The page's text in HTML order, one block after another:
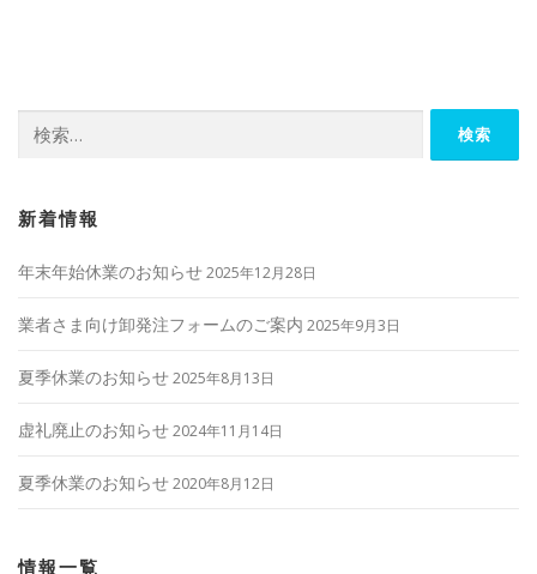
シ
索:
新着情報
年末年始休業のお知らせ2025年12月28日
業者さま向け卸発注フォームのご案内 2025年9月3日
夏季休業のお知らせ2025年8月13日
虚礼廃止のお知らせ2024年11月14日
夏季休業のお知らせ2020年8月12日
情報一覧